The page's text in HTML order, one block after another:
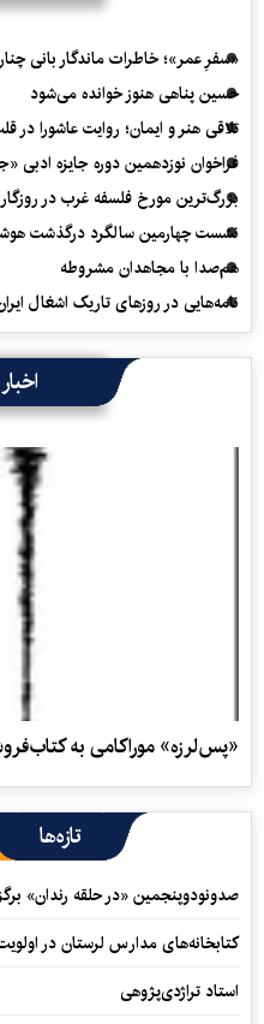
«سفرِ عمر»؛ خاطرات ماندگار بانی
حسین پناهی هنوز خوانده می‌شود
تلاقی هنر و ایمان؛ روایت عاشورا در
فراخوان نوزدهمین دوره جایزه ادبی
بزرگ‌ترین مورخ فلسفه غرب در
نشست چهارمین سالگرد درگذشت
هم‌صدا با مجاهدان مشروطه
نامه‌هایی در روزهای تاریک اشغال
«پس‌لرزه» موراكامی به
تازه‌ها
صدونودوپنجمین «در حلقه رندان»
کتابخانه‌های مدارس لرستان در
استاد تراژدی‌پژوهی